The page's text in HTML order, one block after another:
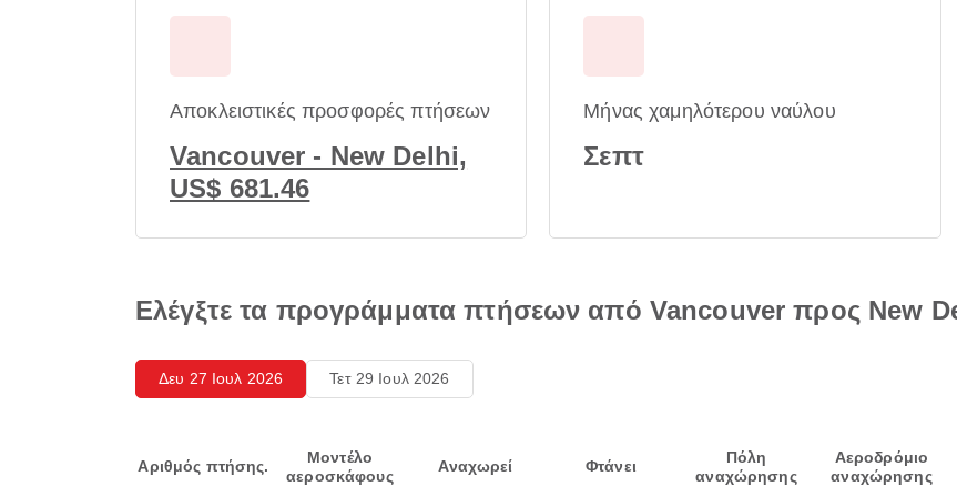
Αποκλειστικές προσφορές πτήσεων
Vancouver - New Delhi,
US$ 681.46
Μήνας χαμηλότερου ναύλου
Σεπτ
Ελέγξτε τα προγράμματα πτήσεων από Vancouver προς New
Δευ 27 Ιουλ 2026 Τετ 29 Ιουλ 2026
Αριθμός πτήσης.
Μοντέλο
αεροσκάφους
Αναχωρεί Φτάνει
Πόλη
αναχώρησης
Αεροδρόμιο
αναχώρησης